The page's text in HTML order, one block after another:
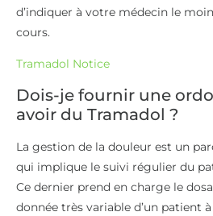
d’indiquer à votre médecin le
cours.
Tramadol Notice
Dois-je fournir une
avoir du Tramadol ?
La gestion de la douleur est un
qui implique le suivi régulier du
Ce dernier prend en charge le
donnée très variable d’un patient